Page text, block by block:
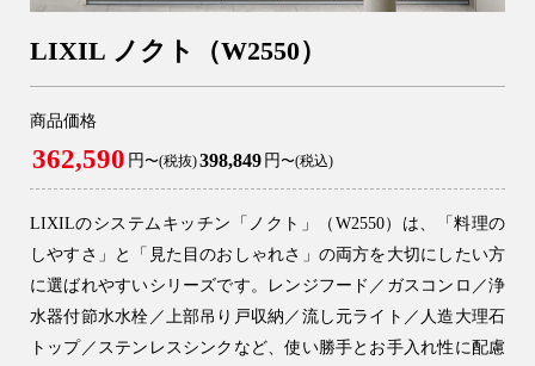
LIXIL ノクト（W2550）
商品価格
362,590 円〜(税抜)398,849 円〜(税込)
LIXILのシステムキッチン「ノクト」（W2550）は、「料理の
しやすさ」と「見た目のおしゃれさ」の両方を大切にしたい方
に選ばれやすいシリーズです。レンジフード／ガスコンロ／浄
水器付節水水栓／上部吊り戸収納／流し元ライト／人造大理石
トップ／ステンレスシンクなど、使い勝手とお手入れ性に配慮